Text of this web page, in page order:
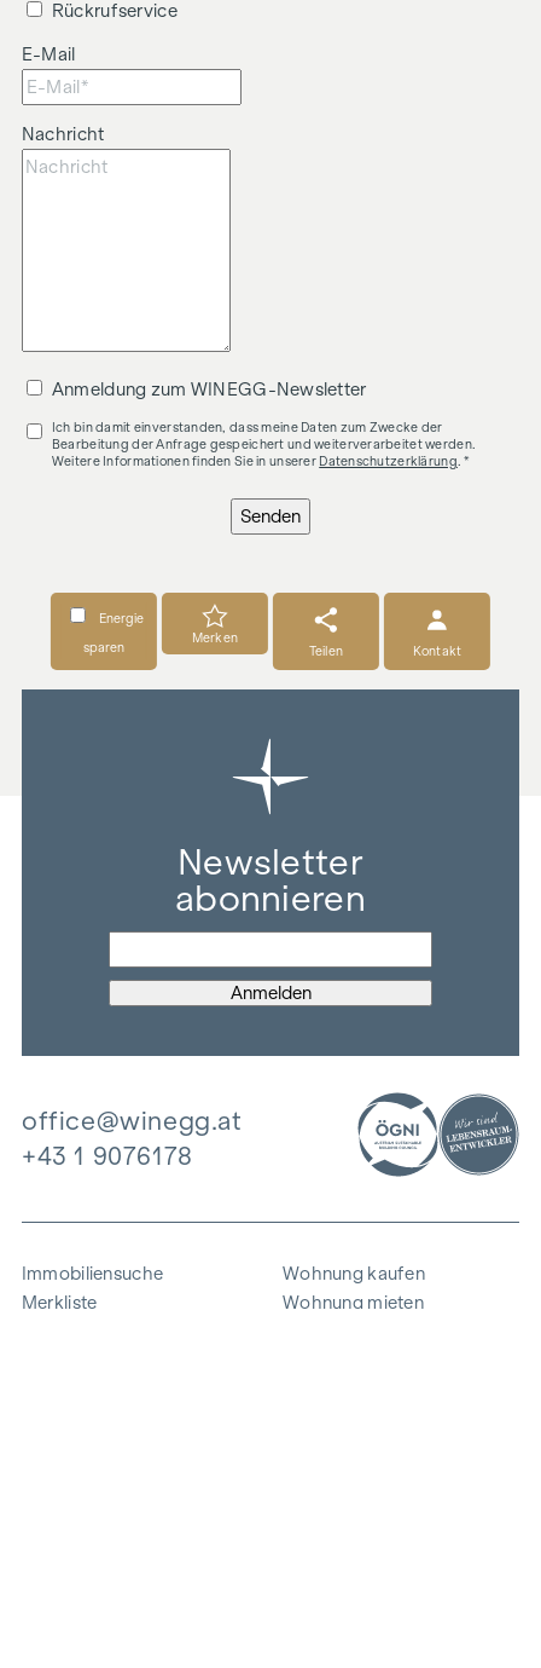
Rückrufservice
E-Mail
Nachricht
Anmeldung zum WINEGG-Newsletter
Ich bin damit einverstanden, dass meine Daten zum Zwecke der
Bearbeitung der Anfrage gespeichert und weiterverarbeitet werden.
Weitere Informationen finden Sie in unserer Datenschutzerklärung . *
Senden
Energie
sparen
Merken
Teilen
Kontakt
Newsletter
abonnieren
office@winegg.at
+43 1 9076178
Immobiliensuche
Merkliste
Wohnung kaufen
Wohnung mieten